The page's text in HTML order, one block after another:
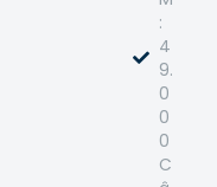
:
4
9.
0
0
0
C